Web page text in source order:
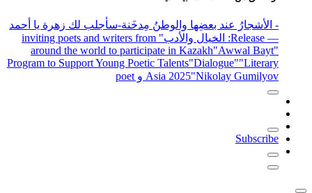
- الأشجارُ عند بعضِها والوطنُ مِدخَنة-سأجلب لك زهرة يا أحمد
— Release
: الخيال والأدب
" inviting poets and writers from
around the world to participate in Kazakh"Awwal Bayt"
Program to Support Young Poetic Talents"Dialogue""Literary
Asia 2025"Nikolay Gumilyov و poet
Subscribe